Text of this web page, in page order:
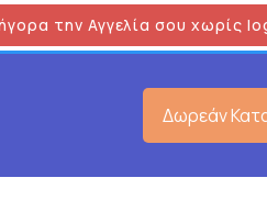
την Αγγελία σου χωρίς
Δωρεάν